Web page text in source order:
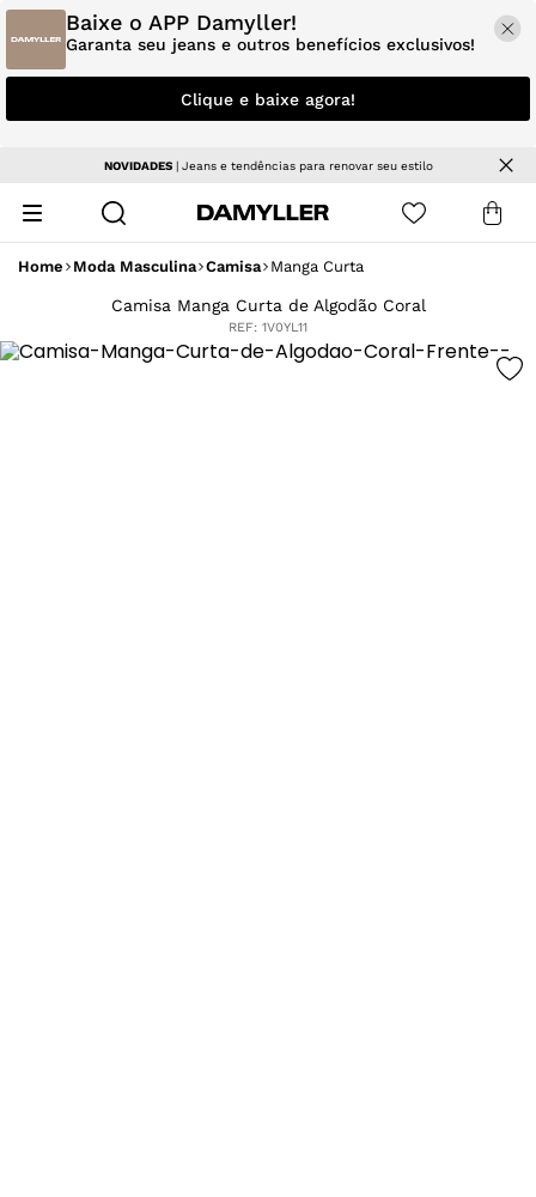
Baixe o APP Damyller!
Garanta seu jeans e outros benefícios exclusivos!
Clique e baixe agora!
NOVIDADES| Jeans e tendências para renovar seu estilo
Home Moda Masculina Camisa Manga Curta
Camisa Manga Curta de Algodão Coral
REF: 1V0YL11